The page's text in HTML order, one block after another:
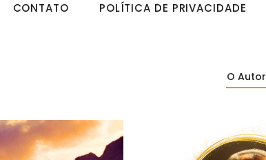
CONTATO POLÍTICA DE PRIVACIDADE
O Autor